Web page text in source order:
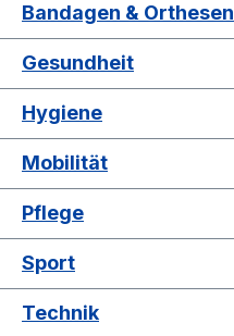
Bandagen & Orthesen
Gesundheit
Hygiene
Mobilität
Pflege
Sport
Technik